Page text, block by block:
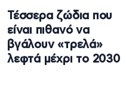
Τέσσερα ζώδια που
είναι πιθανό να
βγάλουν «τρελά»
λεφτά μέχρι το 2030